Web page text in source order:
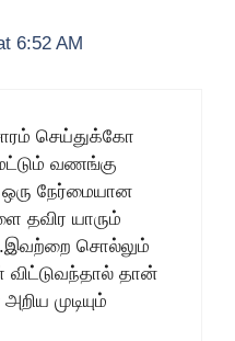
6:52 AM
செய்துக்கோ
வணங்கு
ஒரு நேர்மையான
தவிர யாரும்
சொல்லும்
தான்
முடியும்